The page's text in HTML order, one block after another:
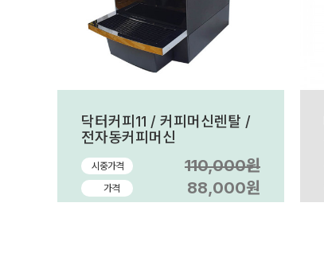
닥터커피11 / 커피머신렌탈 /
전자동커피머신
시중가격 110,000원
가격 88,000원